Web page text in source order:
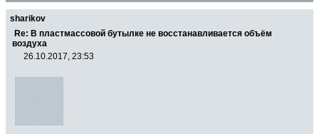
sharikov
Re: В пластмассовой бутылке не восстанавливается объём
воздуха
26.10.2017, 23:53